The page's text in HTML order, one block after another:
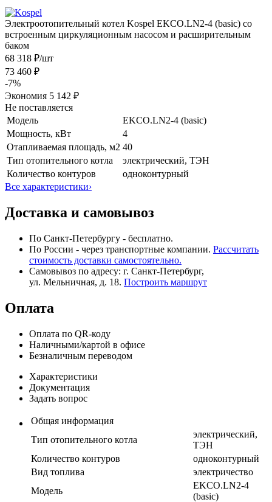
Электроотопительный котел Kospel EKCO.LN2-4 (basic) со
встроенным циркуляционным насосом и расширительным
баком
68 318 ₽/шт
73 460 ₽
-7%
Экономия 5 142 ₽
Не поставляется
Модель
EKCO.LN2-4 (basic)
Мощность, кВт
4
Отапливаемая площадь, м2 40
Тип отопительного котла
электрический, ТЭН
Количество контуров
одноконтурный
Все характеристики›
Доставка и самовывоз
По Санкт-Петербургу - бесплатно.
По России - через транспортные компании. Рассчитать
стоимость доставки самостоятельно.
Самовывоз по адресу: г. Санкт-Петербург,
ул. Мельничная, д. 18. Построить маршрут
Оплата
Оплата по QR-коду
Наличными/картой в офисе
Безналичным переводом
Характеристики
Документация
Задать вопрос
Общая информация
Тип отопительного котла
электрический,
ТЭН
Количество контуров
одноконтурный
Вид топлива
электричество
Модель
EKCO.LN2-4
(basic)